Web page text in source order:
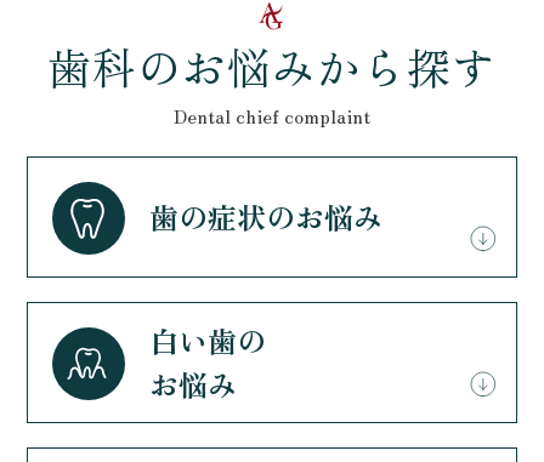
歯科のお悩みから探す
Dental chief complaint
歯の症状のお悩み
白い歯の
お悩み